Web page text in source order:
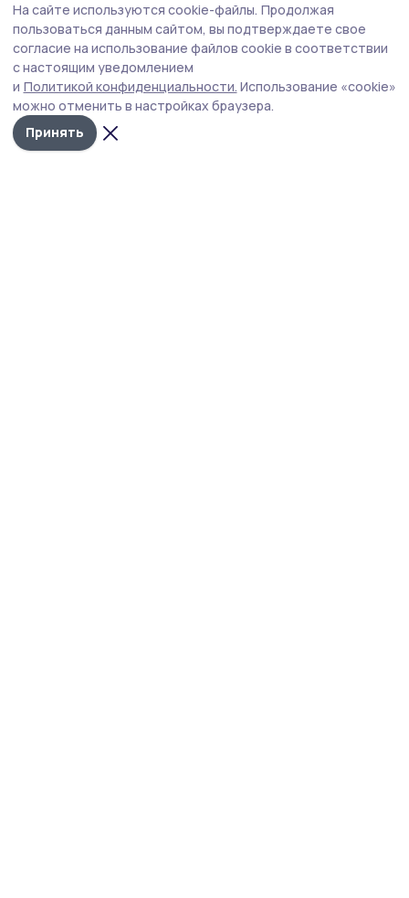
БПЛА уничтожили над Тамбовской
областью
В ночь с 29 на 30 июля дежурные средства ПВО
перехватили и ликвидировали над российскими
регионами 258 вражеских дронов.
На сайте используются cookie-файлы. Продолжая
пользоваться данным сайтом, вы подтверждаете свое
согласие на использование файлов cookie в соответствии
с настоящим уведомлением
и Политикой конфиденциальности. Использование «cookie»
можно отменить в настройках браузера.
Принять